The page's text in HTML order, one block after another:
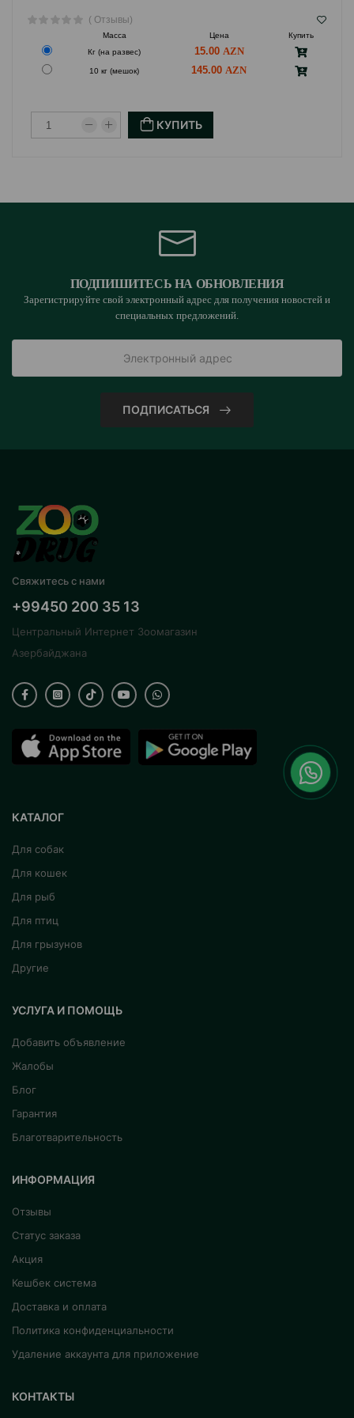
( Отзывы)
Масса Цена
Купить
Кг (на развес)
15.00
10 кг (мешок) 145.00
КУПИТЬ
ПОДПИШИТЕСЬ НА ОБНОВЛЕНИЯ
Зарегистрируйте свой электронный адрес для получения новостей и
специальных предложений.
ПОДПИСАТЬСЯ
Свяжитесь с нами
+99450 200 35 13
Центральный Интернет Зоомагазин
Азербайджана
КАТАЛОГ
Для собак
Для кошек
Для рыб
Для птиц
Для грызунов
Другие
УСЛУГА И ПОМОЩЬ
Добавить объявление
Жалобы
Блог
Гарантия
Благотварительность
ИНФОРМАЦИЯ
Отзывы
Статус заказа
Акция
Кешбек система
Доставка и оплата
Политика конфиденциальности
Удаление аккаунта для приложение
КОНТАКТЫ